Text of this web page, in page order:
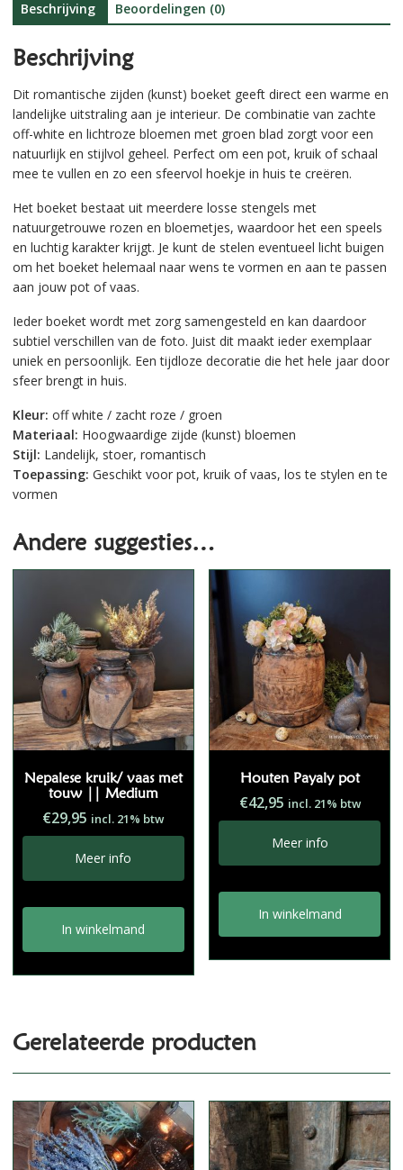
Beschrijving Beoordelingen (0)
Beschrijving
Dit romantische zijden (kunst) boeket geeft direct een warme en
landelijke uitstraling aan je interieur. De combinatie van zachte
off-white en lichtroze bloemen met groen blad zorgt voor een
natuurlijk en stijlvol geheel. Perfect om een pot, kruik of schaal
mee te vullen en zo een sfeervol hoekje in huis te creëren.
Het boeket bestaat uit meerdere losse stengels met
natuurgetrouwe rozen en bloemetjes, waardoor het een speels
en luchtig karakter krijgt. Je kunt de stelen eventueel licht buigen
om het boeket helemaal naar wens te vormen en aan te passen
aan jouw pot of vaas.
Ieder boeket wordt met zorg samengesteld en kan daardoor
subtiel verschillen van de foto. Juist dit maakt ieder exemplaar
uniek en persoonlijk. Een tijdloze decoratie die het hele jaar door
sfeer brengt in huis.
Kleur: off white / zacht roze / groen
Materiaal: Hoogwaardige zijde (kunst) bloemen
Stijl: Landelijk, stoer, romantisch
Toepassing: Geschikt voor pot, kruik of vaas, los te stylen en te
vormen
Andere suggesties…
Nepalese kruik/ vaas met
touw || Medium
€29,95 incl. 21% btw
Meer info
In winkelmand
Houten Payaly pot
€42,95 incl. 21% btw
Meer info
In winkelmand
Gerelateerde producten